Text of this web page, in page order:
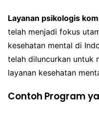
Layanan psikologis
telah menjadi fokus
kesehatan mental di
telah diluncurkan untuk
layanan kesehatan
Contoh Program